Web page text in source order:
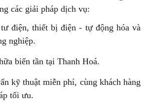
các giải pháp dịch vụ:
điện, thiết bị điện - tự động hóa và
nghiệp.
biến tần tại Thanh Hoá.
kỹ thuật miễn phí, cùng khách hàng
tối ưu.